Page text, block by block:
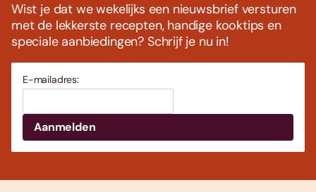
Wist je dat we wekelijks een nieuwsbrief versturen
met de lekkerste recepten, handige kooktips en
speciale aanbiedingen? Schrijf je nu in!
E-mailadres: